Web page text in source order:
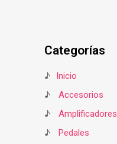
Categorías
♪
Inicio
♪
Accesorios
♪
Amplificadores
♪
Pedales